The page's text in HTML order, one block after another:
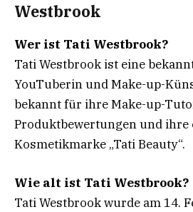
Westbrook
Wer ist Tati Westbrook?
Tati Westbrook ist eine
YouTuberin und Make-up-
bekannt für ihre Make-up-
Produktbewertungen und ihre
Kosmetikmarke „Tati Beauty“.
Wie alt ist Tati Westbrook?
Tati Westbrook wurde am 14.